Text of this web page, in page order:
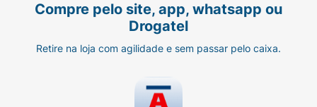
Compre pelo site, app, whatsapp ou
Drogatel
Retire na loja com agilidade e sem passar pelo caixa.